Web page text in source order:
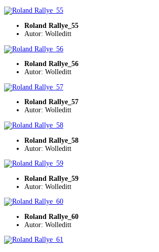
Roland Rallye_55
Autor: Wolleditt
Roland Rallye_56
Autor: Wolleditt
Roland Rallye_57
Autor: Wolleditt
Roland Rallye_58
Autor: Wolleditt
Roland Rallye_59
Autor: Wolleditt
Roland Rallye_60
Autor: Wolleditt